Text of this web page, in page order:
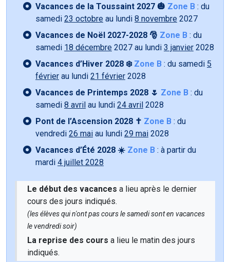
Vacances de la Toussaint 2027 🎃 Zone B : du
samedi 23 octobre au lundi 8 novembre 2027
Vacances de Noël 2027-2028 🎅 Zone B : du
samedi 18 décembre 2027 au lundi 3 janvier 2028
Vacances d’Hiver 2028 ❄️ Zone B : du samedi 5
février au lundi 21 février 2028
Vacances de Printemps 2028 🌷 Zone B : du
samedi 8 avril au lundi 24 avril 2028
Pont de l’Ascension 2028 ✝️ Zone B : du
vendredi 26 mai au lundi 29 mai 2028
Vacances d’Été 2028 ☀️ Zone B : à partir du
mardi 4 juillet 2028
Le début des vacances a lieu après le dernier
cours des jours indiqués.
(les élèves qui n'ont pas cours le samedi sont en vacances
le vendredi soir)
La reprise des cours a lieu le matin des jours
indiqués.